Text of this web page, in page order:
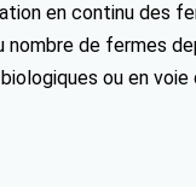
en continu des
de fermes
ou en voie